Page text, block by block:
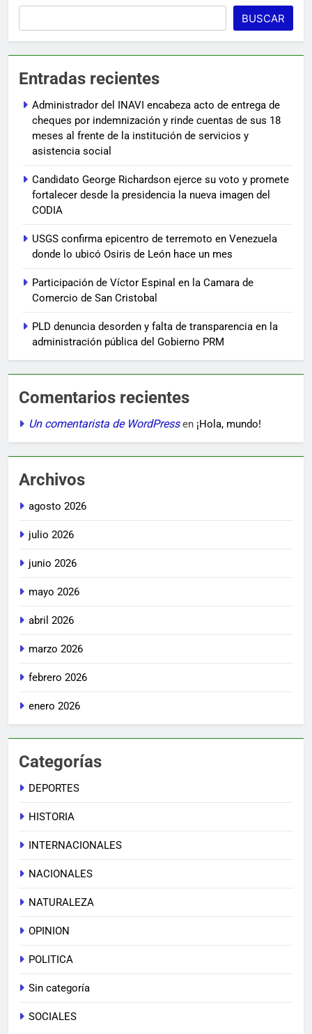
BUSCAR
Entradas recientes
Administrador del INAVI encabeza acto de entrega de
cheques por indemnización y rinde cuentas de sus 18
meses al frente de la institución de servicios y
asistencia social
Candidato George Richardson ejerce su voto y promete
fortalecer desde la presidencia la nueva imagen del
CODIA
USGS confirma epicentro de terremoto en Venezuela
donde lo ubicó Osiris de León hace un mes
Participación de Víctor Espinal en la Camara de
Comercio de San Cristobal
PLD denuncia desorden y falta de transparencia en la
administración pública del Gobierno PRM
Comentarios recientes
Un comentarista de WordPressen ¡Hola, mundo!
Archivos
agosto 2026
julio 2026
junio 2026
mayo 2026
abril 2026
marzo 2026
febrero 2026
enero 2026
Categorías
DEPORTES
HISTORIA
INTERNACIONALES
NACIONALES
NATURALEZA
OPINION
POLITICA
Sin categoría
SOCIALES